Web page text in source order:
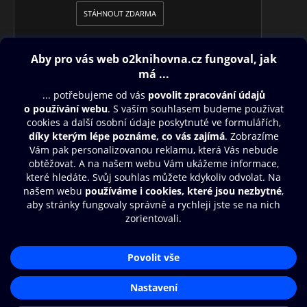
STÁHNOUT ZDARMA
Obsah ke stažení
Moje O2 Knihovna
Další zábava
© O2 Czech Republic a.s.
Přístupnost
Zásady zpracování osobních údajůAplikace O2 Knihovna
Čti a poslouchej své e-knihy a
audioknihy rychleji a pohodlněji.